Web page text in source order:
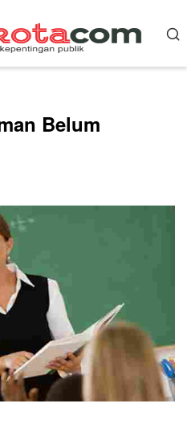
Belum